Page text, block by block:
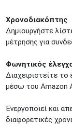
Χρονοδιακόπτης
Δημιουργήστε
μέτρησης για
Φωνητικός
Διαχειριστείτε
μέσω του Amazon
Ενεργοποιεί και
διαφορετικές